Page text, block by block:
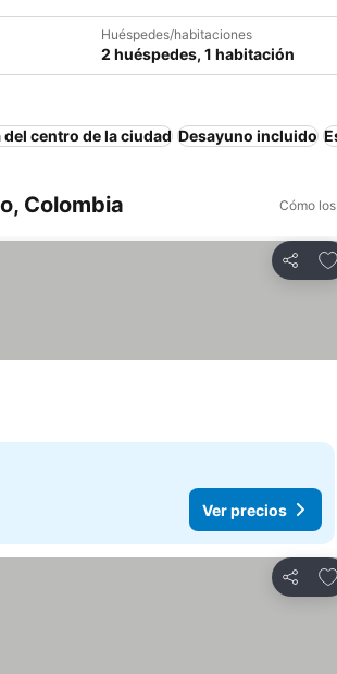
Huéspedes/habitaciones
2 huéspedes, 1 habitación
del centro de la ciudad Desayuno incluido
Colombia Cómo
Ver precios